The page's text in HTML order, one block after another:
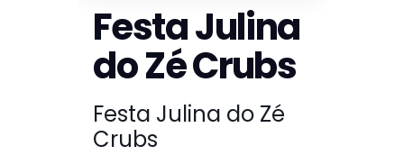
Festa Julina
do Zé Crubs
Festa Julina do Zé
Crubs